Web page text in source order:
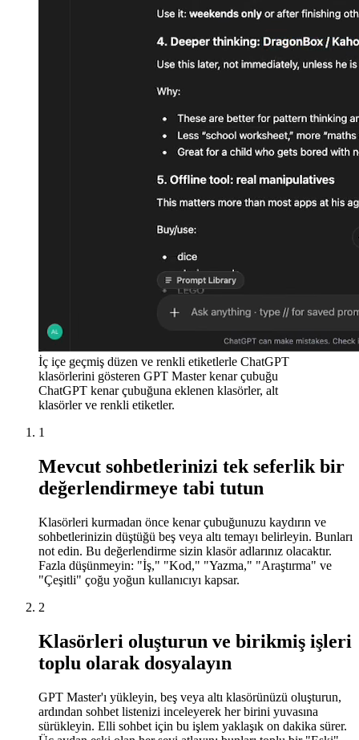
İç içe geçmiş düzen ve renkli etiketlerle ChatGPT
klasörlerini gösteren GPT Master kenar çubuğu
ChatGPT kenar çubuğuna eklenen klasörler, alt
klasörler ve renkli etiketler.
1
Mevcut sohbetlerinizi tek seferlik bir
değerlendirmeye tabi tutun
Klasörleri kurmadan önce kenar çubuğunuzu kaydırın ve
sohbetlerinizin düştüğü beş veya altı temayı belirleyin. Bunları
not edin. Bu değerlendirme sizin klasör adlarınız olacaktır.
Fazla düşünmeyin: "İş," "Kod," "Yazma," "Araştırma" ve
"Çeşitli" çoğu yoğun kullanıcıyı kapsar.
2
Klasörleri oluşturun ve birikmiş işleri
toplu olarak dosyalayın
GPT Master'ı yükleyin, beş veya altı klasörünüzü oluşturun,
ardından sohbet listenizi inceleyerek her birini yuvasına
sürükleyin. Elli sohbet için bu işlem yaklaşık on dakika sürer.